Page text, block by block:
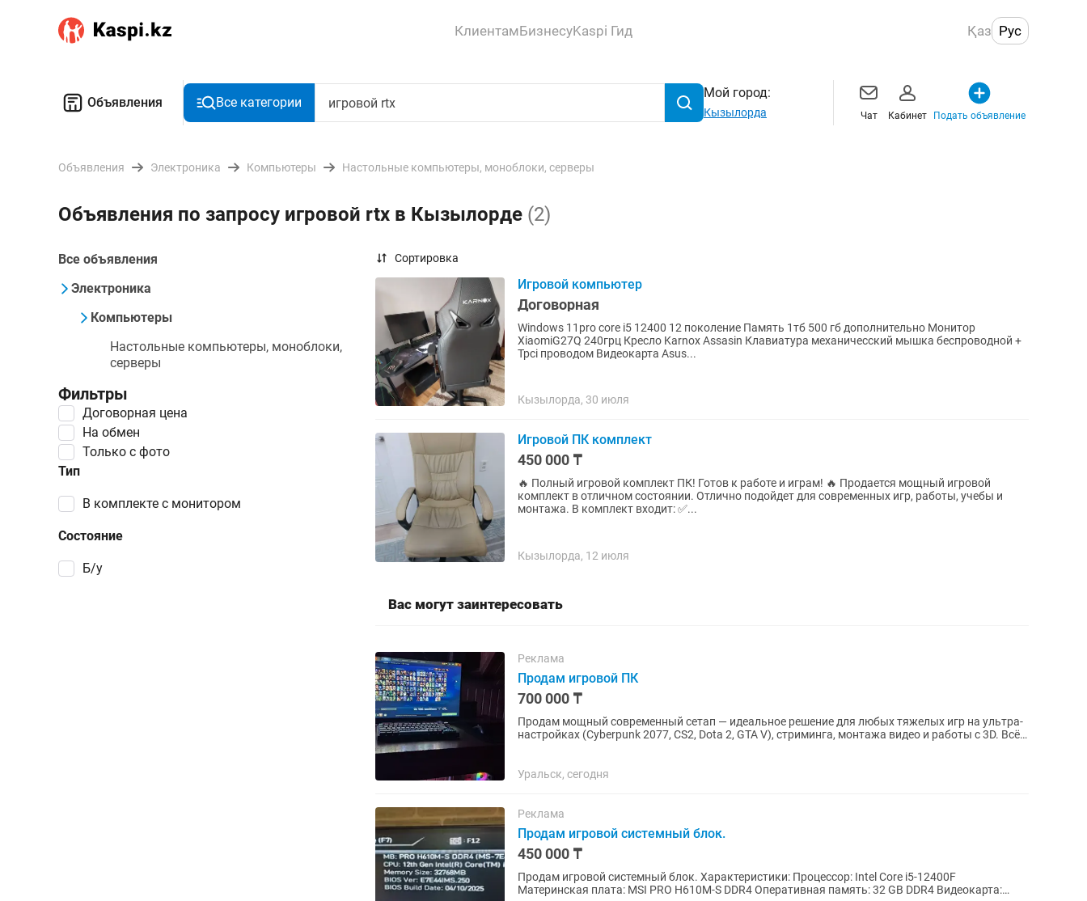
КлиентамБизнесуKaspi Гид Қаз Рус
Объявления Все категории
Мой город:
Кызылорда Чат Кабинет Подать объявление
Объявления Электроника Компьютеры Настольные компьютеры, моноблоки, серверы
Объявления по запросу игровой rtx в Кызылорде (2)
Все объявления
Электроника
Компьютеры
Настольные компьютеры, моноблоки,
серверы
Фильтры
Договорная цена
Тип
в комплекте с монитором
Состояние
Б/у
На обмен
Только с фото
Сортировка
Игровой компьютер
Договорная
Windows 11pro core i5 12400 12 поколение Память 1тб 500 гб дополнительно Монитор
XiaomiG27Q 240грц Кресло Karnox Assasin Клавиатура механичесский мышка беспроводной +
Tpci проводом Видеокарта Asus...
Кызылорда, 30 июля
Игровой ПК комплект
450 000 ₸
🔥 Полный игровой комплект ПК! Готов к работе и играм! 🔥 Продается мощный игровой
комплект в отличном состоянии. Отлично подойдет для современных игр, работы, учебы и
монтажа. В комплект входит: ✅...
Кызылорда, 12 июля
Вас могут заинтересовать
Реклама
Продам игровой ПК
700 000 ₸
Продам мощный современный сетап — идеальное решение для любых тяжелых игр на ультра-
настройках (Cyberpunk 2077, CS2, Dota 2, GTA V), стриминга, монтажа видео и работы с 3D. Всё
Уральск, сегодня
Реклама
Продам игровой системный блок.
450 000 ₸
Продам игровой системный блок. Характеристики: Процессор: Intel Core i5-12400F
Материнская плата: MSI PRO H610M-S DDR4 Оперативная память: 32 GB DDR4 Видеокарта: